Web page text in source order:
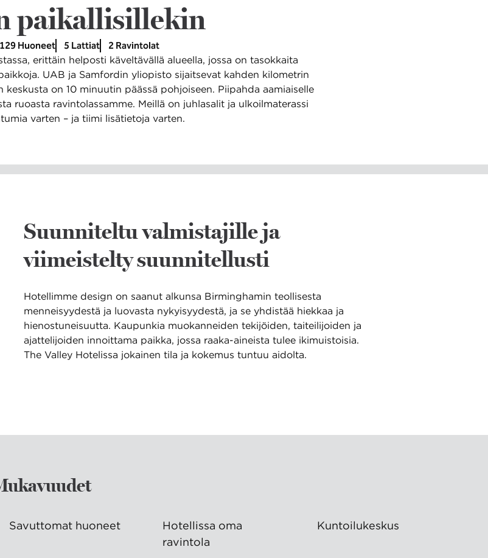
paikallisillekin
129 Huoneet 5 Lattiat 2 Ravintolat
erittäin helposti käveltävällä alueella, jossa on tasokkaita
UAB ja Samfordin yliopisto sijaitsevat kahden kilometrin
on 10 minuutin päässä pohjoiseen. Piipahda aamiaiselle
ruoasta ravintolassamme. Meillä on juhlasalit ja ulkoilmaterassi
varten – ja tiimi lisätietoja varten.
Suunniteltu valmistajille ja
viimeistelty suunnitellusti
Hotellimme design on saanut alkunsa Birminghamin teollisesta
menneisyydestä ja luovasta nykyisyydestä, ja se yhdistää hiekkaa ja
hienostuneisuutta. Kaupunkia muokanneiden tekijöiden, taiteilijoiden ja
ajattelijoiden innoittama paikka, jossa raaka-aineista tulee ikimuistoisia.
The Valley Hotelissa jokainen tila ja kokemus tuntuu aidolta.
Savuttomat huoneet
Hotellissa oma
ravintola
Kuntoilukeskus